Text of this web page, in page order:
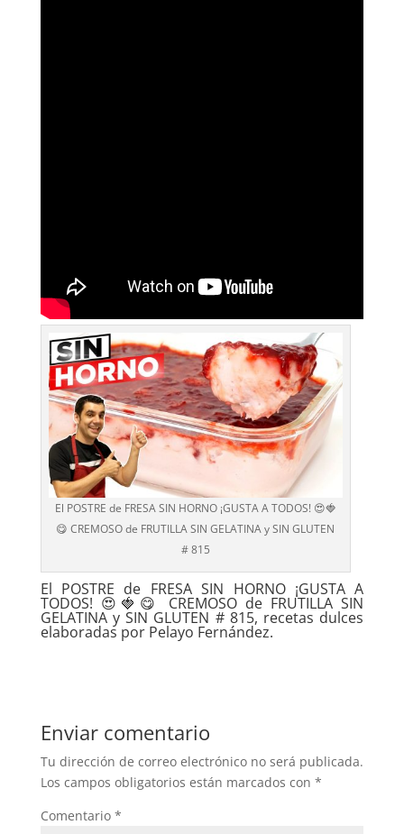
El POSTRE de FRESA SIN HORNO ¡GUSTA A TODOS! 😍🍓
😋 CREMOSO de FRUTILLA SIN GELATINA y SIN GLUTEN
# 815
El POSTRE de FRESA SIN HORNO ¡GUSTA A
TODOS! 😍🍓😋 CREMOSO de FRUTILLA SIN
GELATINA y SIN GLUTEN # 815, recetas dulces
elaboradas por Pelayo Fernández.
Enviar comentario
Tu dirección de correo electrónico no será publicada.
Los campos obligatorios están marcados con *
Comentario *